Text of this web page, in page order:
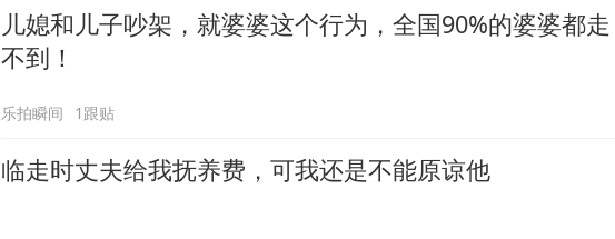
儿媳和儿子吵架，就婆婆这个行为，全国90%的婆婆都走
不到！
乐拍瞬间 1跟贴
临走时丈夫给我抚养费，可我还是不能原谅他